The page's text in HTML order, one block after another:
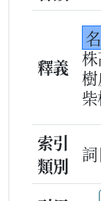
釋義
名
索引
類別